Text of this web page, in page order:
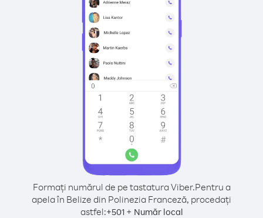
Formați numărul de pe tastatura Viber.Pentru a
apela în Belize din Polinezia Franceză, procedați
astfel:+501+ Număr local